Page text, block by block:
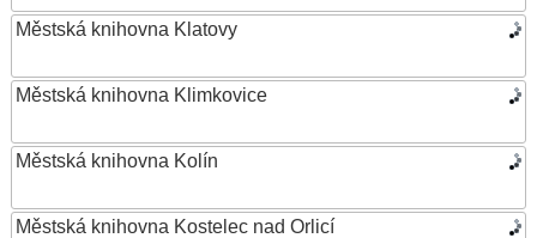
Městská knihovna Klatovy
Městská knihovna Klimkovice
Městská knihovna Kolín
Městská knihovna Kostelec nad Orlicí